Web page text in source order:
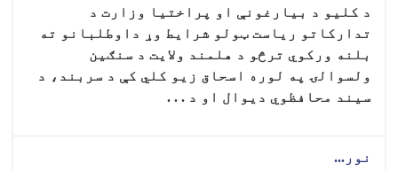
د کلیو د بیارغونې او پراختیا وزارت د
تدارکاتو ریاست ټولو شرایط وړ داوطلبانو ته
بلنه ورکوي ترڅو د هلمند ولایت د سنګین
ولسوالۍ په لوره اسحاق زیو کلي کې د سربند، د
سیند محافظوي دیوال او د . . .
نور...